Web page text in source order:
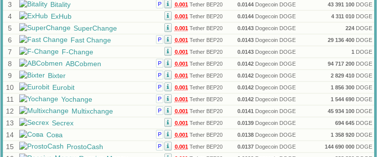
3 Bitality Р 0.001Tether BEP20 0.0144Dogecoin DOGE 43 391 100DOGE
4 ExHub 0.001Tether BEP20 0.0144Dogecoin DOGE 4 311 010DOGE
5 SuperChange 0.001Tether BEP20 0.0143Dogecoin DOGE 224DOGE
6 Fast Change Р 0.001Tether BEP20 0.0143Dogecoin DOGE 29 136 400DOGE
7 F-Change 0.001Tether BEP20 0.0143Dogecoin DOGE 1 DOGE
8 ABCobmen Р 0.001Tether BEP20 0.0142Dogecoin DOGE 94 717 200DOGE
9 Bixter Р 0.001Tether BEP20 0.0142Dogecoin DOGE 2 829 410DOGE
10 Eurobit Р 0.001Tether BEP20 0.0142Dogecoin DOGE 1 856 300DOGE
11 Yochange Р 0.001Tether BEP20 0.0142Dogecoin DOGE 1 544 690DOGE
12 Multixchange Р 0.001Tether BEP20 0.0141 Dogecoin DOGE 45 934 100DOGE
13 Secrex 0.001Tether BEP20 0.0139Dogecoin DOGE 694 645DOGE
14 Сова Р 0.001Tether BEP20 0.0138Dogecoin DOGE 1 358 920DOGE
15 ProstoCash Р 0.001Tether BEP20 0.0137Dogecoin DOGE 144 690 000DOGE